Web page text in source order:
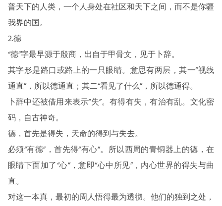
普天下的人类，一个人身处在社区和天下之间，而不是你疆
我界的国。
2.德
“德”字最早源于殷商，出自于甲骨文，见于卜辞。
其字形是路口或路上的一只眼睛。意思有两层，其一“视线
通直”，所以德通直；其二“看见了什么”，所以德通得。
卜辞中还被借用来表示“失”。有得有失，有治有乱。文化密
码，自古神奇。
德，首先是得失，天命的得到与失去。
必须“有德”，首先得“有心”。所以西周的青铜器上的德，在
眼睛下面加了“心”，意即“心中所见”，内心世界的得失与曲
直。
对这一本真，最初的周人悟得最为透彻。他们的独到之处，